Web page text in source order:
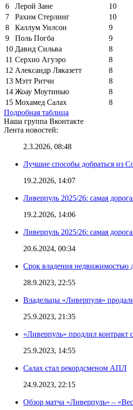
6
Лерой Зане
10
7
Рахим Стерлинг
10
8
Каллум Уилсон
9
9
Поль Погба
9
10 Давид Сильва
8
11 Серхио Агуэро
8
12 Александр Ляказетт
8
13 Мэтт Ритчи
8
14 Жоау Моутинью
8
15 Мохамед Салах
8
Подробная таблица
Наша группа Вконтакте
Лента новостей:
2.3.2026, 08:48
Лучшие способы добраться из
19.2.2026, 14:07
Ливерпуль 2025/26: самая
19.2.2026, 14:06
Ливерпуль 2025/26: самая
20.6.2024, 00:34
Срок владения недвижимостью
28.9.2023, 22:55
Владельцы «Ливерпуля»
25.9.2023, 21:35
«Ливерпуль» продлил контракт
25.9.2023, 14:55
Салах стал рекордсменом АПЛ
24.9.2023, 22:15
Обзор матча «Ливерпуль» –